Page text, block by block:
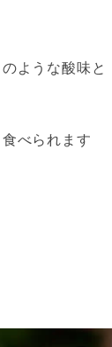
ような酸味と
べられます